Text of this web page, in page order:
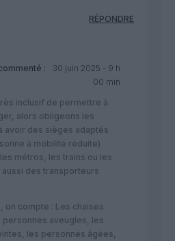
RÉPONDRE
:
30 juin 2025 - 9 h
00 min
inclusif de permettre à
alors obligeons les
avoir des sièges adaptés
à mobilité réduite)
métros, les trains ou les
aussi des transporteurs
on compte : Les chaises
personnes aveugles, les
les personnes âgées,